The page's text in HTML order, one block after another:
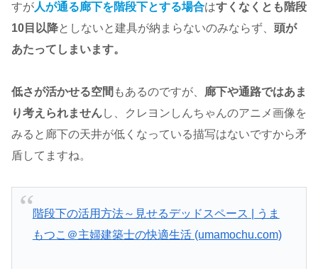
すが人が通る廊下を階段下とする場合はすくなくとも階段
10目以降としないと建具が納まらないのみならず、 頭が
あたってしまいます。
低さが活かせる空間 もあるのですが、 廊下や通路ではあま
り考えられませんし、クレヨンしんちゃんのアニメ画像を
みると廊下の天井が低くなっている描写はないですから矛
盾してますね。
階段下の活用方法～見せるデッドスペース | うま
もつこ＠主婦建築士の快適生活 (umamochu.com)